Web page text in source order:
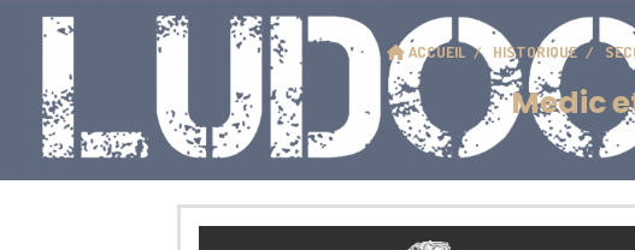
ACCUEIL HISTORIQUE
Medic